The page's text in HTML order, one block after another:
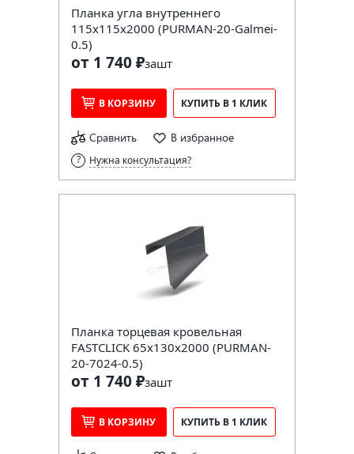
Планка угла внутреннего
115х115х2000 (PURMAN-20-Galmei-
0.5)
от 1 740 ₽зашт
В КОРЗИНУ КУПИТЬ В 1 КЛИК
Сравнить В избранное
Нужна консультация?
Планка торцевая кровельная
FASTCLICK 65х130х2000 (PURMAN-
20-7024-0.5)
от 1 740 ₽зашт
В КОРЗИНУ КУПИТЬ В 1 КЛИК